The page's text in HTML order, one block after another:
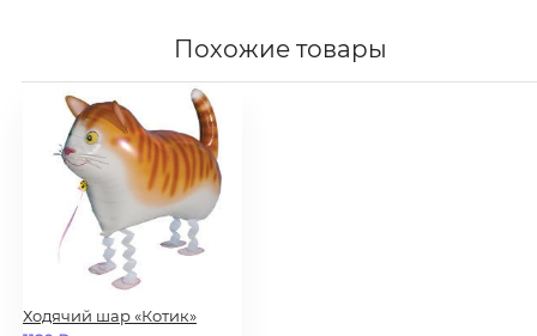
Похожие товары
Ходячий шар «Котик»